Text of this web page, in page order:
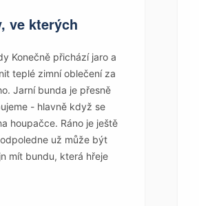
ve kterých
Konečně přichází jaro a
teplé zimní oblečení za
Jarní bunda je přesně
- hlavně když se
houpačce. Ráno je ještě
už může být
mít bundu, která hřeje